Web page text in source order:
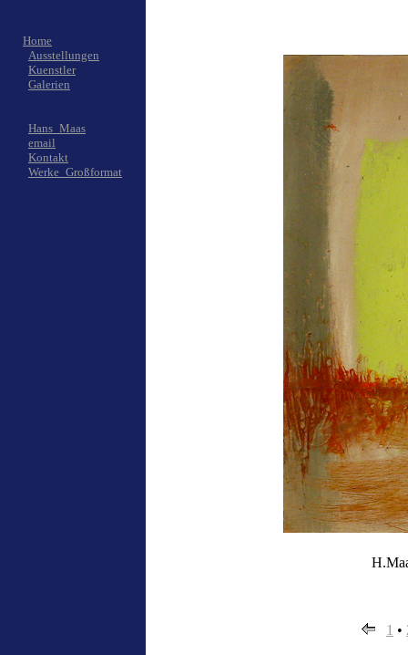
Home
Ausstellungen
Kuenstler
Galerien
Hans_Maas
email
Kontakt
Werke_Großformat
1 •